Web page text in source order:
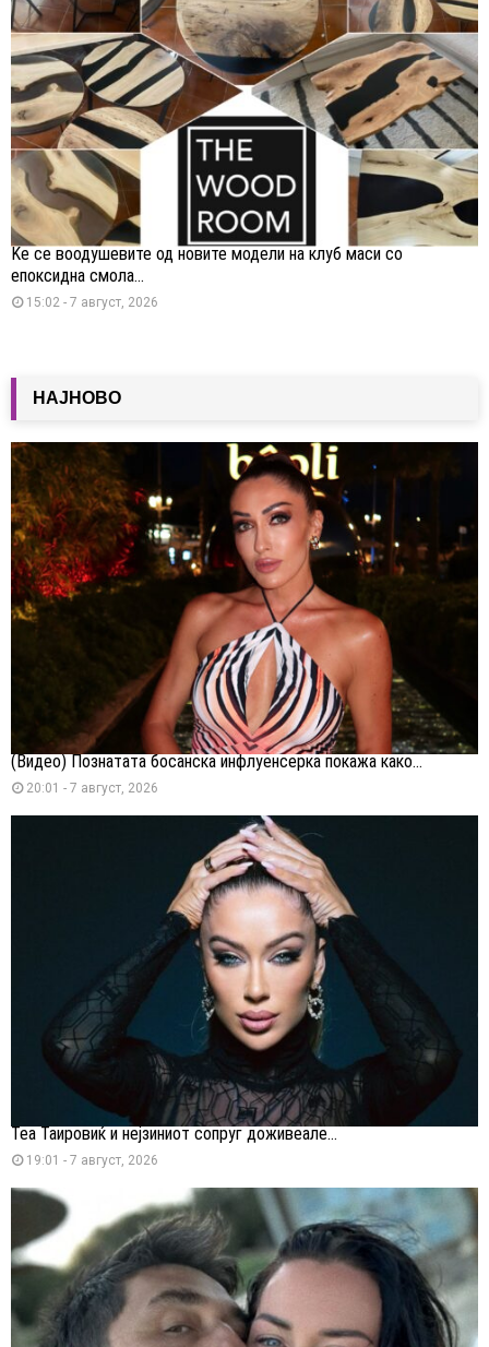
Ќе се воодушевите од новите модели на клуб маси со
епоксидна смола...
15:02 - 7 август, 2026
НАЈНОВО
(Видео) Познатата босанска инфлуенсерка покажа како...
20:01 - 7 август, 2026
Теа Таировиќ и нејзиниот сопруг доживеале...
19:01 - 7 август, 2026